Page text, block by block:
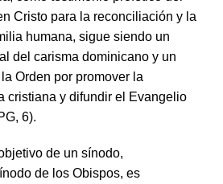
Cristo para la reconciliación y la
humana, sigue siendo un
del carisma dominicano y un
Orden por promover la
cristiana y difundir el Evangelio
6).
de un sínodo,
de los Obispos, es